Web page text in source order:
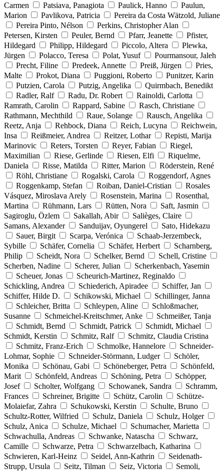
Carmen
Patsiava, Panagiota Paulick, Hanno
Paulun,
Marion
Pavlikova, Patricia
Pereira da Costa Wätzold, Juliane
Pereira Pinto, Nélson
Perkins, Christopher Alan
Petersen, Kirsten
Peuler, Bernd Pfarr, Jeanette
Pfister,
Hildegard
Philipp, Hildegard Piccolo, Altera
Plewka,
Jürgen
Polacco, Teresa Polat, Yusuf
Pourmansour, Jaleh
Precht, Filine
Predeek, Annette Preiß, Jürgen
Pries,
Malte
Prokot, Diana Puggioni, Roberto
Punitzer, Karin
Putzien, Carola
Putzig, Angelika
Quirmbach, Benedikt
Radler, Ralf
Radu, Dr. Robert
Rainoldi, Carlotta
Ramrath, Carolin
Rappard, Sabine
Rasch, Christiane
Rathmann, Mechthild
Raue, Solange
Rausch, Angelika
Reetz, Anja
Rehbock, Diana Reich, Lucyna
Reichwein,
Insa
Reißmeier, Andrea Reitzer, Lothar
Repisti, Marija
Marinovic
Reters, Torsten Reyer, Fabian
Riegel,
Maximilian
Riese, Gerlinde Riesen, Elfi
Riquelme,
Daniela
Risse, Matilda Ritter, Marion
Röderstein, René
Röhl, Christiane
Rogalski, Carola
Roggendorf, Agnes
Roggenkamp, Stefan
Roiban, Daniel-Cristian
Rosales
Vásquez, Miroslava Arely
Rosenstein, Marina
Rosenthal,
Martina
Rühmann, Lars Rütten, Nora
Saft, Jasmin
Sagiroglu, Özlem
Sakallah, Abir
Salièges, Claire
Samans, Alexander
Sanduijav, Oyungerel
Sato, Hidekazu
Sauer, Birgit
Scarpa, Verónica
Schaab-Jerzembeck,
Sybille
Schäfer, Cornelia Schäfer, Herbert
Scharnberg,
Philip
Scheidt, Nora Schelker, Bernd
Schell, Cristine
Scherben, Nadine
Scherer, Julian
Scherkenbach, Yasemin
Scheuer, Jonas
Scheurich-Martinez, Reginaldo
Schickling, Andrea
Schiederich, Apiradee
Schiffer, Jan
Schiffer, Hilde D.
Schikowski, Michael
Schillinger, Janna
Schleicher, Britta
Schleypen, Aline
Schloßmacher,
Susanne
Schmeichel-Kreitschmer, Anke
Schmeißer, Tanja
Schmidt, Bernd
Schmidt, Patrick
Schmidt, Michael
Schmidt, Kerstin
Schmitz, Ralf
Schmitz, Claudia Cristina
Schmitz, Franz-Erich
Schmolke, Hannelore
Schneider-
Lohmar, Sophie
Schneider-Störmann, Ludger
Schöler,
Monika
Schönau, Gabi Schöneberger, Petra
Schönfeld,
Marit
Schönfeld, Andreas Schöning, Petra
Schöpper,
Josef
Scholter, Wolfgang Schowanek, Sandra
Schramm,
Frances
Schreiner, Brigitte Schütz, Carolin
Schütze-
Molaiefar, Zahra
Schukowski, Kerstin
Schulte, Bruno
Schultz-Rotter, Wilfried
Schulz, Daniela
Schulz, Holger
Schulz, Anica
Schulze, Michael
Schumacher, Marietta
Schwachulla, Andreas
Schwanke, Natascha
Schwarz,
Camille
Schwarze, Petra
Schwarzelbach, Katharina
Schwieren, Karl-Heinz
Seidel, Ann-Kathrin
Seidenath-
Strupp, Ursula
Seitz, Tilman Seiz, Victoria
Semoli,